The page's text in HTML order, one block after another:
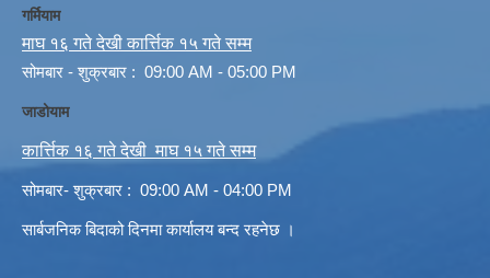
गर्मियाम
माघ १६ गते देखी कार्त्तिक १५ गते सम्म
सोमबार - शुक्रबार : 09:00 AM - 05:00 PM
जाडोयाम
कार्त्तिक १६ गते देखी माघ १५ गते सम्म
सोमबार- शुक्रबार : 09:00 AM - 04:00 PM
सार्बजनिक बिदाको दिनमा कार्यालय बन्द रहनेछ ।